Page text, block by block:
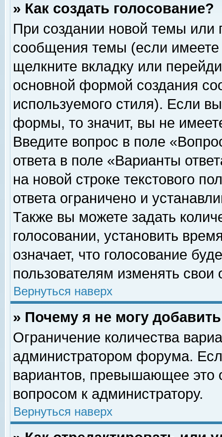
» Как создать голосование?
При создании новой темы или
сообщения темы (если
щелкните вкладку или
основной формой создания
используемого стиля). Если
формы, то значит, вы не
Введите вопрос в поле
ответа в поле «Варианты
на новой строке текстового
ответа ограничено и
Также вы можете задать
голосовании, установить
означает, что голосование
пользователям изменять свои
Вернуться наверх
» Почему я не могу
Ограничение количества
администратором форума.
вариантов, превышающее это
вопросом к администратору.
Вернуться наверх